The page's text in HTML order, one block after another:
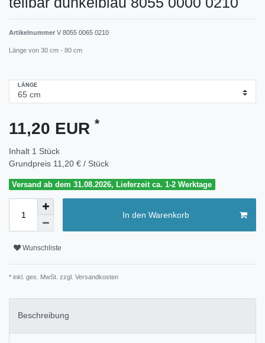
Artikelnummer V 8055 0065 0210
Länge von 30 cm - 80 cm
LÄNGE
11,20 EUR *
Inhalt 1 Stück
Grundpreis 11,20 € / Stück
Versand ab dem 31.08.2026, Lieferzeit ca. 1-2 Werktage
In den Warenkorb
Wunschliste
* inkl. ges. MwSt. zzgl. Versandkosten
Beschreibung